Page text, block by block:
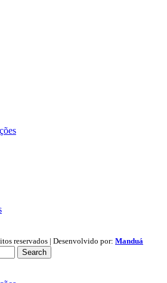
reservados | Desenvolvido por: Manduá
Search